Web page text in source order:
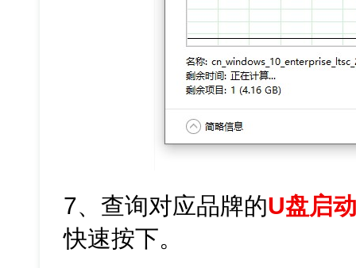
7、查询对应品牌的U盘启
快速按下。